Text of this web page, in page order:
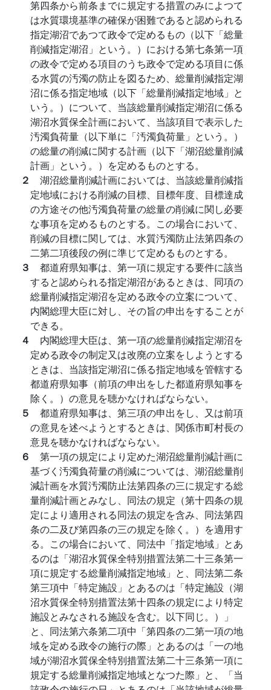
第四条から前条までに規定する措置のみによつて
は水質環境基準の確保が困難であると認められる
指定湖沼であつて政令で定めるもの（以下「総量
削減指定湖沼」という。）における第七条第一項
の政令で定める項目のうち政令で定める項目に係
る水質の汚濁の防止を図るため、総量削減指定湖
沼に係る指定地域（以下「総量削減指定地域」と
いう。）について、当該総量削減指定湖沼に係る
湖沼水質保全計画において、当該項目で表示した
汚濁負荷量（以下単に「汚濁負荷量」という。）
の総量の削減に関する計画（以下「湖沼総量削減
計画」という。）を定めるものとする。
２ 湖沼総量削減計画においては、当該総量削減指
定地域における削減の目標、目標年度、目標達成
の方途その他汚濁負荷量の総量の削減に関し必要
な事項を定めるものとする。この場合において、
削減の目標に関しては、水質汚濁防止法第四条の
二第二項後段の例に準じて定めるものとする。
３ 都道府県知事は、第一項に規定する要件に該当
すると認められる指定湖沼があるときは、同項の
総量削減指定湖沼を定める政令の立案について、
内閣総理大臣に対し、その旨の申出をすることが
できる。
４ 内閣総理大臣は、第一項の総量削減指定湖沼を
定める政令の制定又は改廃の立案をしようとする
ときは、当該指定湖沼に係る指定地域を管轄する
都道府県知事（前項の申出をした都道府県知事を
除く。）の意見を聴かなければならない。
５ 都道府県知事は、第三項の申出をし、又は前項
の意見を述べようとするときは、関係市町村長の
意見を聴かなければならない。
６ 第一項の規定により定めた湖沼総量削減計画に
基づく汚濁負荷量の削減については、湖沼総量削
減計画を水質汚濁防止法第四条の三に規定する総
量削減計画とみなし、同法の規定（第十四条の規
定により適用される同法の規定を含み、同法第四
条の二及び第四条の三の規定を除く。）を適用す
る。この場合において、同法中「指定地域」とあ
るのは「湖沼水質保全特別措置法第二十三条第一
項に規定する総量削減指定地域」と、同法第二条
第三項中「特定施設」とあるのは「特定施設（湖
沼水質保全特別措置法第十四条の規定により特定
施設とみなされる施設を含む。以下同じ。）」
と、同法第六条第二項中「第四条の二第一項の地
域を定める政令の施行の際」とあるのは「一の地
域が湖沼水質保全特別措置法第二十三条第一項に
規定する総量削減指定地域となつた際」と、「当